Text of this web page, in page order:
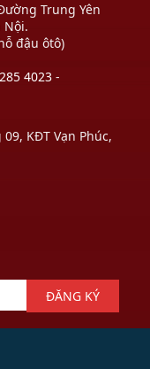
Trung Yên
Nội.
đậu ôtô)
4023 -
KĐT Vạn Phúc,
ĐĂNG KÝ